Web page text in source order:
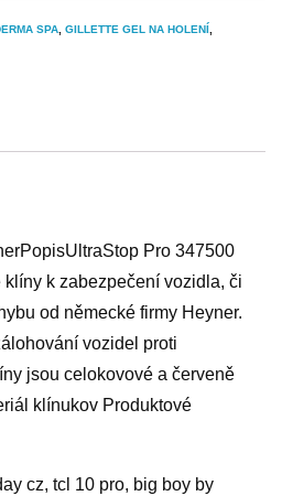
SPA, GILLETTE GEL NA HOLENÍ ,
Pro 347500
k zabezpečení vozidla, či
od německé firmy Heyner.
vozidel proti
jsou celokovové a červeně
klínukov Produktové
cz, tcl 10 pro, big boy by